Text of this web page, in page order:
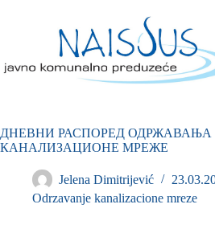
ДНЕВНИ РАСПОРЕД ОДРЖАВАЊА
КАНАЛИЗАЦИОНЕ МРЕЖЕ
Jelena Dimitrijević
Odrzavanje kanalizacione mreze